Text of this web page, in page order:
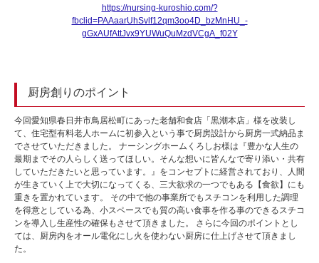
https://nursing-kuroshio.com/?
fbclid=PAAaarUhSvlf12qm3oo4D_bzMnHU_-
gGxAUfAttJvx9YUWuQuMzdVCgA_f02Y
厨房創りのポイント
今回愛知県春日井市鳥居松町にあった老舗和食店「黒潮本店」様を改装し
て、住宅型有料老人ホームに初参入という事で厨房設計から厨房一式納品ま
でさせていただきました。 ナーシングホームくろしお様は『豊かな人生の
最期までその人らしく送ってほしい。そんな想いに皆んなで寄り添い・共有
していただきたいと思っています。』をコンセプトに経営されており、人間
が生きていく上で大切になってくる、三大欲求の一つでもある【食欲】にも
重きを置かれています。 その中で他の事業所でもスチコンを利用した調理
を得意としている為、小スペースでも質の高い食事を作る事のできるスチコ
ンを導入し生産性の確保もさせて頂きました。 さらに今回のポイントとし
ては、厨房内をオール電化にし火を使わない厨房に仕上げさせて頂きまし
た。